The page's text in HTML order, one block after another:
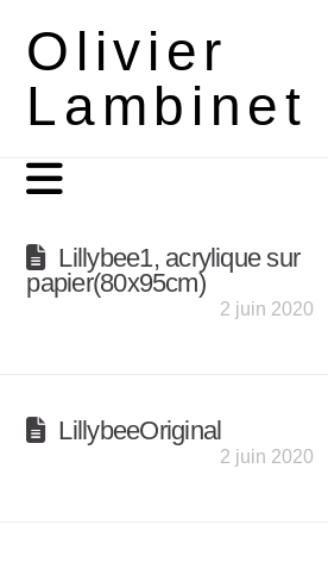
Olivier
Lambinet
Navigation
Lillybee1, acrylique sur
papier(80x95cm)
2 juin 2020
LillybeeOriginal
2 juin 2020